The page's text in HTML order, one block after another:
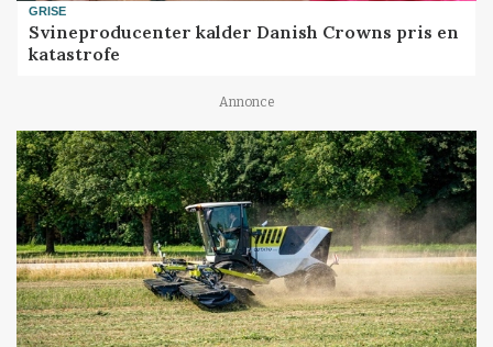
GRISE
Svineproducenter kalder Danish Crowns pris en
katastrofe
Annonce